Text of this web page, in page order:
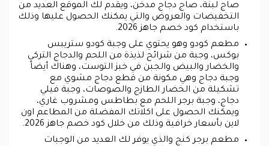
صاج لبنة، صاج دجاج مدخن، ويقدم لك الموقع العديد من
التخفيضات والعروض والتي يمكنك الحصول عليها وذلك
باستخدام كود خصم جاهز 2026.
مطعم كودو وهو يحتوي على وجبة كودو ستريبس
بوكس، وجبة من شرائح لذيذة من اللحم والدجاج التركي
والخضار والبيض والجبن في خبز التوست، وهناك أيضاً
وجبة دجاج وهي مكونة من قطع دجاج مشوي مع
تشكيلة من الخضار الطازج والصوصات، وجبة فيلي
دجاج، وجبة برجر اللحم مع بطاطس ومشروب غاري،
ويمكنك الحصول على اكلاتك المفضلة من المطاعم اون
لاين بأسعار خرافية وذلك من خلال كود خصم جاهز 2026.
مطعم برجر كنج والذي يوفر لك العديد من الوجبات